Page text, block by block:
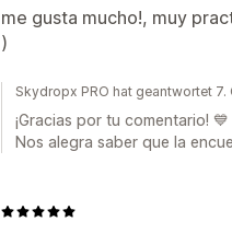
me gusta mucho!, muy
)
Skydropx PRO hat geantwortet
¡Gracias por tu comentario! 💙
Nos alegra saber que la